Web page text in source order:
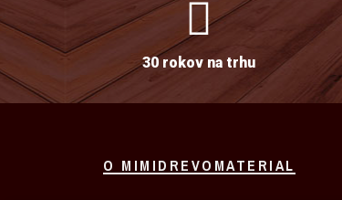
30 rokov na trhu
O MIMIDREVOMATERIAL